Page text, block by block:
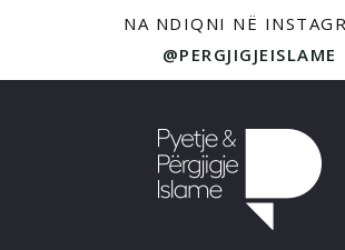
NA NDIQNI NË
@PERGJIGJEISLAME